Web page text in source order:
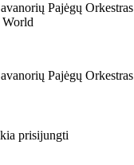
Pajėgų Orkestras
Pajėgų Orkestras
prisijungti